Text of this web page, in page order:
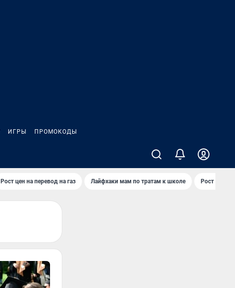
ИГРЫ ПРОМОКОДЫ
Рост цен на перевод на газ Лайфхаки мам по тратам к школе Рост цен на